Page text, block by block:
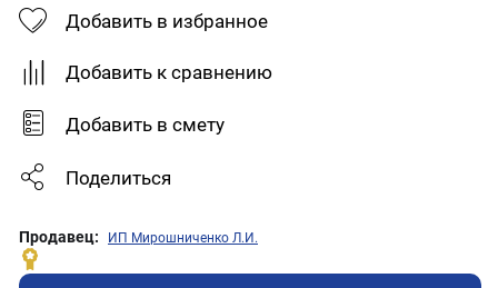
Добавить в избранное
Добавить к сравнению
Добавить в смету
Поделиться
Продавец: ИП Мирошниченко Л.И.